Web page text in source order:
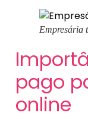
Empresária
pago
online